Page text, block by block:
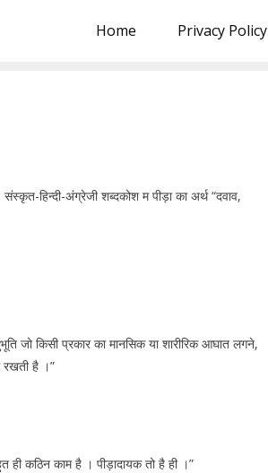
Home Privacy Policy
हिन्दी-अंग्रेजी शब्दकोश म पीड़ा का अर्थ “दवाव,
जो किसी प्रकार का मानसिक या शारीरिक आघात लगने,
रखती है ।”
कठिन काम है । पीड़ादायक तो है ही ।”